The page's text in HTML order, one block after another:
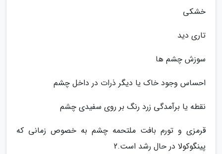
خشکی
تاری دید
سوزش چشم ها
احساس وجود خاک یا دیگر ذرات در داخل چشم
نقطه یا برآمدگی زرد رنگ بر روی سفیدی چشم
قرمزی و تورم بافت ملتحمه چشم به خصوص زمانی که
پینگوکولا در حال رشد است.2